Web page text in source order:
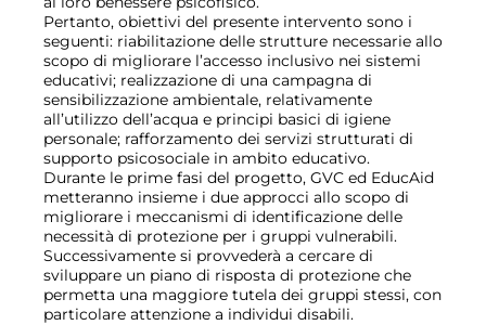
Pertanto, obiettivi del presente intervento sono i
seguenti: riabilitazione delle strutture necessarie allo
scopo di migliorare l’accesso inclusivo nei sistemi
educativi; realizzazione di una campagna di
sensibilizzazione ambientale, relativamente
all’utilizzo dell’acqua e principi basici di igiene
personale; rafforzamento dei servizi strutturati di
supporto psicosociale in ambito educativo.
Durante le prime fasi del progetto, GVC ed EducAid
metteranno insieme i due approcci allo scopo di
migliorare i meccanismi di identificazione delle
necessità di protezione per i gruppi vulnerabili.
Successivamente si provvederà a cercare di
sviluppare un piano di risposta di protezione che
permetta una maggiore tutela dei gruppi stessi, con
particolare attenzione a individui disabili.